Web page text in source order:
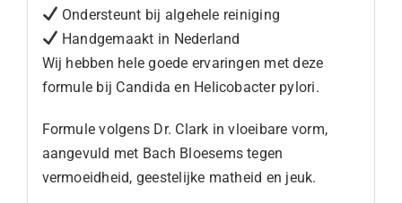
Ondersteunt bij algehele reiniging
Handgemaakt in Nederland
Wij hebben hele goede ervaringen met deze
formule bij Candida en Helicobacter pylori.
Formule volgens Dr. Clark in vloeibare vorm,
aangevuld met Bach Bloesems tegen
vermoeidheid, geestelijke matheid en jeuk.